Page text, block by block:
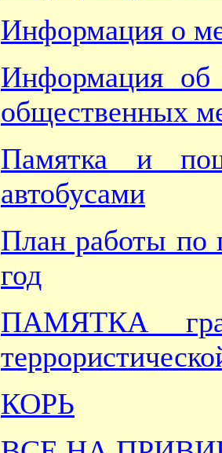
Информация о
Информация об
общественных
Памятка и
автобусами
План работы
год
ПАМЯТКА
КОРЬ